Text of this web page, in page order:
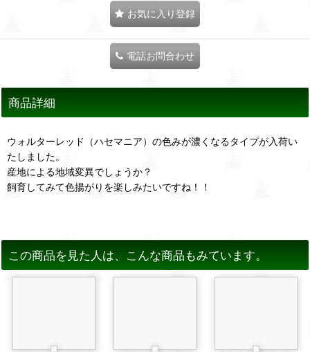
お気に入り登録
電話お問合わせ
商品詳細
ウォルターレッド（ハセマニア）の色みが濃くなるタイプが入荷い
たしました。
産地による地域変異でしょうか？
飼育してみて色揚がりを楽しみたいですね！！
この商品を見た人は、こんな商品もみています。